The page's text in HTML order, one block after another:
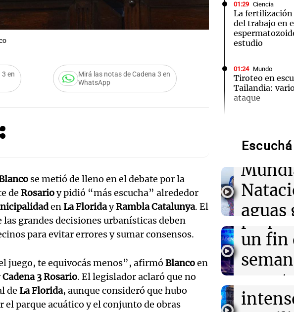
en
Mirá las notas de Cadena 3 en
WhatsApp
se metió de lleno en el debate por la
de Rosarioy pidió “más escucha” alrededor
en La FloridayRambla Catalunya. El
grandes decisiones urbanísticas deben
para evitar errores y sumar consensos.
juego, te equivocás menos”, afirmó Blancoen
Cadena 3 Rosario. El legislador aclaró que no
de La Florida, aunque consideró que hubo
el parque acuático y el conjunto de obras
01:29 Ciencia
La fertilización
del trabajo en
estudio
01:24 Mundo
Tiroteo en
Tailandia:
ataque
efectos en los
Clima en Salta:
tiempo este
Simone Biles
regresiva para
el tiempo este
Audio.
aguas
frente
Turno
Audio.
un fin
y
ley de
Audio.
Audio.
el